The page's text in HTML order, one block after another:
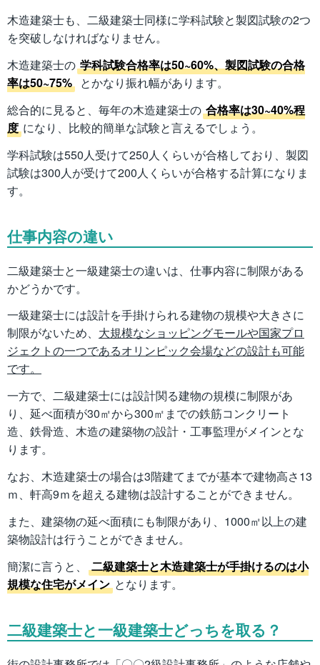
木造建築士も、二級建築士同様に学科試験と製図試験の2つ
を突破しなければなりません。
木造建築士の 学科試験合格率は50~60%、製図試験の合格
率は50~75% とかなり振れ幅があります。
総合的に見ると、毎年の木造建築士の 合格率は30~40%程
度 になり、比較的簡単な試験と言えるでしょう。
学科試験は550人受けて250人くらいが合格しており、製図
試験は300人が受けて200人くらいが合格する計算になりま
す。
仕事内容の違い
二級建築士と一級建築士の違いは、仕事内容に制限がある
かどうかです。
一級建築士には設計を手掛けられる建物の規模や大きさに
制限がないため、 大規模なショッピングモールや国家プロ
ジェクトの一つであるオリンピック会場などの設計も可能
です。
一方で、二級建築士には設計関る建物の規模に制限があ
り、延べ面積が30㎡から300㎡までの鉄筋コンクリート
造、鉄骨造、木造の建築物の設計・工事監理がメインとな
ります。
なお、木造建築士の場合は3階建てまでが基本で建物高さ13
ｍ、軒高9ｍを超える建物は設計することができません。
また、建築物の延べ面積にも制限があり、1000㎡以上の建
築物設計は行うことができません。
簡潔に言うと、
二級建築士と木造建築士が手掛けるのは小
規模な住宅がメイン となります。
二級建築士と一級建築士どっちを取る？